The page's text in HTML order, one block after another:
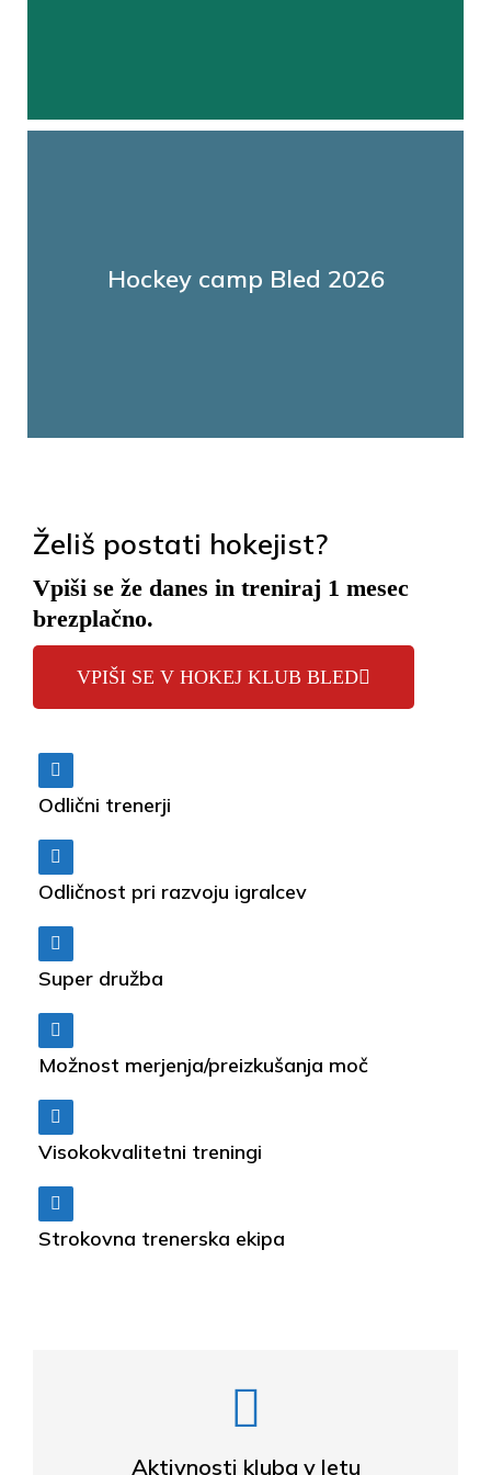
Hockey camp Bled 2026
Welcome to our hockey camp
MORE ...
Želiš postati hokejist?
Vpiši se že danes in treniraj 1 mesec
brezplačno.
VPIŠI SE V HOKEJ KLUB BLED
Odlični trenerji
Odličnost pri razvoju igralcev
Super družba
Možnost merjenja/preizkušanja moč
Visokokvalitetni treningi
Strokovna trenerska ekipa
Aktivnosti kluba v letu